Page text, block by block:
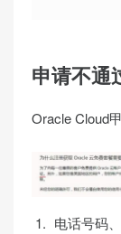
申请不通
Oracle Cloud
电话号码